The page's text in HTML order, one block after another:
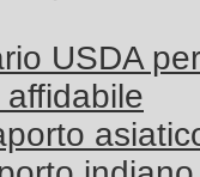
USDA